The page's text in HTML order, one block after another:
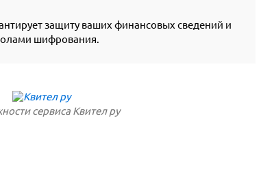
защиту ваших финансовых сведений и
шифрования.
сервиса Квител ру